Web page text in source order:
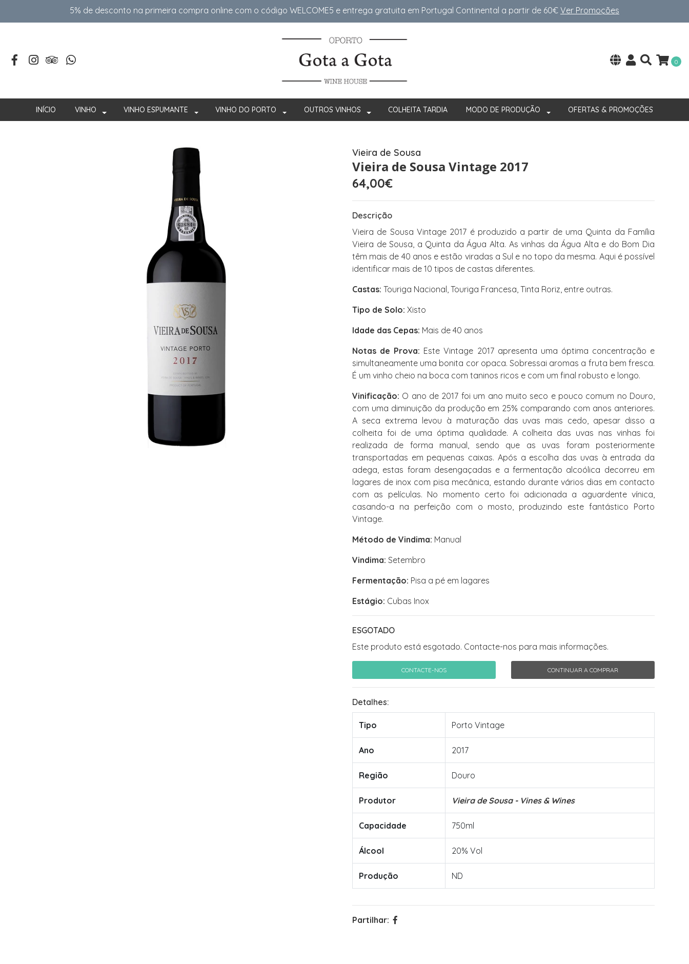
5% de desconto na primeira compra online com o código WELCOME5 e entrega gratuita em Portugal Continental a partir de 60€ Ver Promoções
0
INÍCIO VINHO VINHO ESPUMANTE VINHO DO PORTO OUTROS VINHOS COLHEITA TARDIA MODO DE PRODUÇÃO OFERTAS & PROMOÇÕES
Vieira de Sousa
Vieira de Sousa Vintage 2017
64,00€
Descrição
Vieira de Sousa Vintage 2017 é produzido a partir de uma Quinta da Família
Vieira de Sousa, a Quinta da Água Alta. As vinhas da Água Alta e do Bom Dia
têm mais de 40 anos e estão viradas a Sul e no topo da mesma. Aqui é possível
identificar mais de 10 tipos de castas diferentes.
Castas: Touriga Nacional, Touriga Francesa, Tinta Roriz, entre outras.
Tipo de Solo: Xisto
Idade das Cepas: Mais de 40 anos
Notas de Prova: Este Vintage 2017 apresenta uma óptima concentração e
simultaneamente uma bonita cor opaca. Sobressai aromas a fruta bem fresca.
É um vinho cheio na boca com taninos ricos e com um final robusto e longo.
Vinificação: O ano de 2017 foi um ano muito seco e pouco comum no Douro,
com uma diminuição da produção em 25% comparando com anos anteriores.
A seca extrema levou à maturação das uvas mais cedo, apesar disso a
colheita foi de uma óptima qualidade. A colheita das uvas nas vinhas foi
realizada de forma manual, sendo que as uvas foram posteriormente
transportadas em pequenas caixas. Após a escolha das uvas à entrada da
adega, estas foram desengaçadas e a fermentação alcoólica decorreu em
lagares de inox com pisa mecânica, estando durante vários dias em contacto
com as películas. No momento certo foi adicionada a aguardente vínica,
casando-a na perfeição com o mosto, produzindo este fantástico Porto
Vintage.
Método de Vindima: Manual
Vindima: Setembro
Fermentação: Pisa a pé em lagares
Estágio: Cubas Inox
ESGOTADO
Este produto está esgotado. Contacte-nos para mais informações.
CONTACTE-NOS CONTINUAR A COMPRAR
Detalhes:
Tipo Porto Vintage
Ano 2017
Região Douro
Produtor Vieira de Sousa - Vines & Wines
Capacidade 750ml
Álcool 20% Vol
Produção ND
Partilhar: